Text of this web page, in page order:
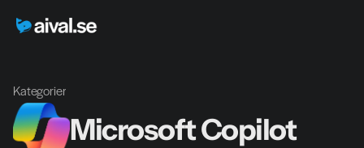
Kategorier
Microsoft Copilot